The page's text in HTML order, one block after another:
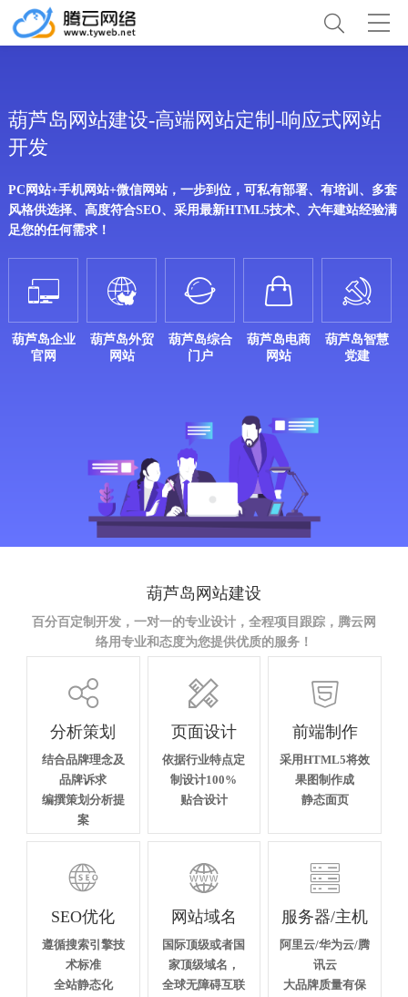
葫芦岛网站建设-高端网站定制-响应式网站
开发
PC网站+手机网站+微信网站，一步到位，可私有部署、有培训、多套
风格供选择、高度符合SEO、采用最新HTML5技术、六年建站经验满
足您的任何需求！

葫芦岛企业
官网

葫芦岛外贸
网站

葫芦岛综合
门户

葫芦岛电商
网站

葫芦岛智慧
党建
葫芦岛网站建设
百分百定制开发，一对一的专业设计，全程项目跟踪，腾云网
络用专业和态度为您提供优质的服务！

分析策划
结合品牌理念及
品牌诉求
编撰策划分析提
案

页面设计
依据行业特点定
制设计100%
贴合设计

前端制作
采用HTML5将效
果图制作成
静态面页

SEO优化
遵循搜索引擎技
术标准
全站静态化

网站域名
国际顶级或者国
家顶级域名，
全球无障碍互联

服务器/主机
阿里云/华为云/腾
讯云
大品牌质量有保